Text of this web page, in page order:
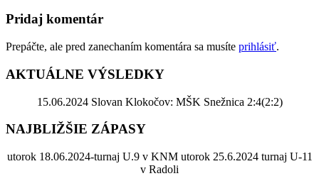
Pridaj komentár
Prepáčte, ale pred zanechaním komentára sa musíte prihlásiť.
AKTUÁLNE VÝSLEDKY
15.06.2024 Slovan Klokočov: MŠK Snežnica 2:4(2:2)
NAJBLIŽŠIE ZÁPASY
utorok 18.06.2024-turnaj U.9 v KNM utorok 25.6.2024 turnaj U-11
v Radoli